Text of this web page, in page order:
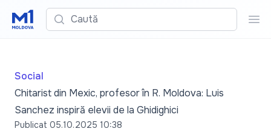
Caută
Social
Chitarist din Mexic, profesor în R. Moldova: Luis
Sanchez inspiră elevii de la Ghidighici
Publicat 05.10.2025 10:38